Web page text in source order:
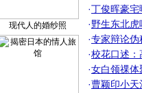
现代人的婚纱照
·丁俊晖豪
·野生东北
·专家辩论伪
·校花口述：
·女白领祼体
·曹颖印小天